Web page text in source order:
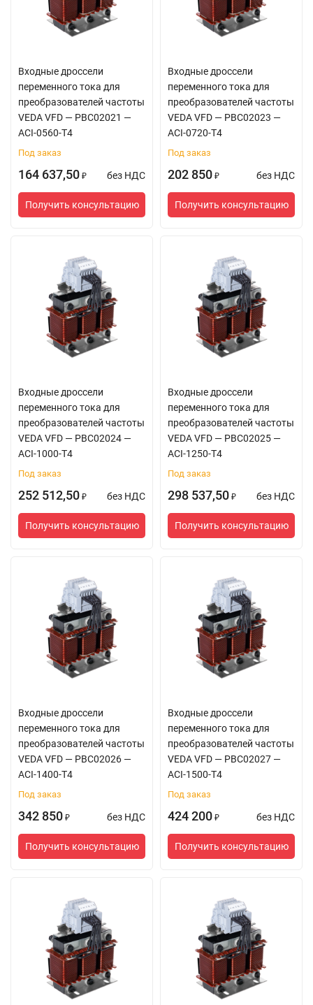
Входные дроссели
переменного тока для
преобразователей частоты
VEDA VFD — PBC02021 —
ACI-0560-T4
Под заказ
164 637,50 ₽ без НДС
Получить консультацию
Входные дроссели
переменного тока для
преобразователей частоты
VEDA VFD — PBC02023 —
ACI-0720-T4
Под заказ
202 850 ₽ без НДС
Получить консультацию
Входные дроссели
переменного тока для
преобразователей частоты
VEDA VFD — PBC02024 —
ACI-1000-T4
Под заказ
252 512,50 ₽ без НДС
Получить консультацию
Входные дроссели
переменного тока для
преобразователей частоты
VEDA VFD — PBC02025 —
ACI-1250-T4
Под заказ
298 537,50 ₽ без НДС
Получить консультацию
Входные дроссели
переменного тока для
преобразователей частоты
VEDA VFD — PBC02026 —
ACI-1400-T4
Под заказ
342 850 ₽ без НДС
Получить консультацию
Входные дроссели
переменного тока для
преобразователей частоты
VEDA VFD — PBC02027 —
ACI-1500-T4
Под заказ
424 200 ₽ без НДС
Получить консультацию